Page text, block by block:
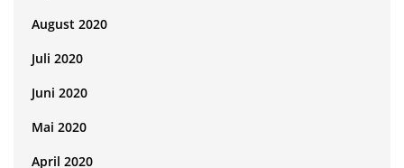
August 2020
Juli 2020
Juni 2020
Mai 2020
April 2020